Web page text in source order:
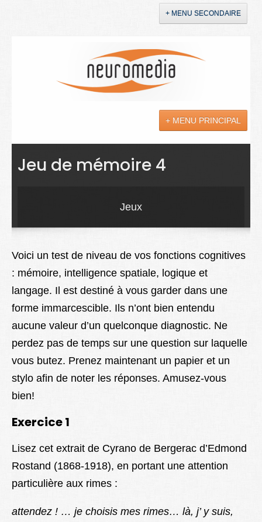
+ MENU SECONDAIRE
+ MENU PRINCIPAL
Actualités
Soins
Droit
Lexique
Better Health
Jeu de mémoire 4
Jeux
Voici un test de niveau de vos fonctions cognitives
: mémoire, intelligence spatiale, logique et
langage. Il est destiné à vous garder dans une
forme immarcescible. Ils n’ont bien entendu
aucune valeur d’un quelconque diagnostic. Ne
perdez pas de temps sur une question sur laquelle
vous butez. Prenez maintenant un papier et un
stylo afin de noter les réponses. Amusez-vous
bien!
Exercice 1
Lisez cet extrait de Cyrano de Bergerac d’Edmond
Rostand (1868-1918), en portant une attention
particulière aux rimes :
attendez ! … je choisis mes rimes… là, j’ y suis,